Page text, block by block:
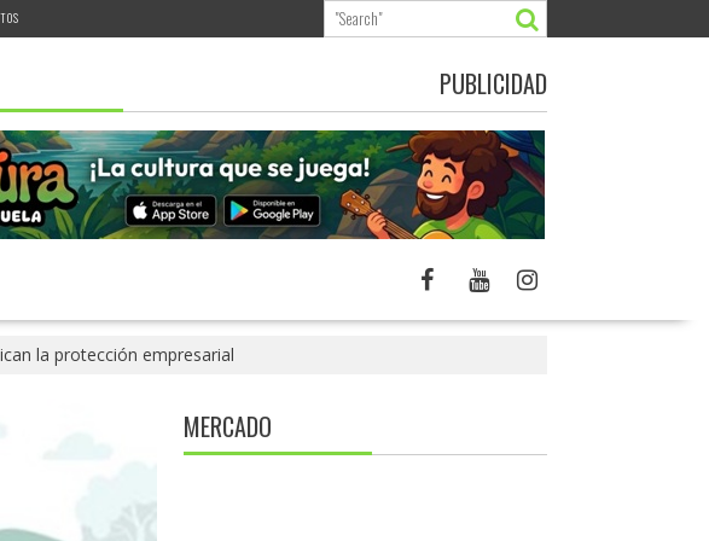
PUBLICIDAD
la protección empresarial
MERCADO